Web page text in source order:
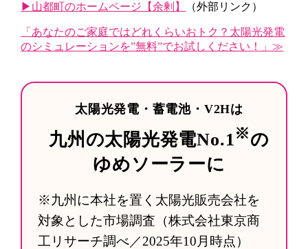
▶山都町のホームページ【余剰】 （外部リンク）
「あなたのご家庭ではどれくらいおトク？太陽光発電
のシミュレーションを”無料”でお試しください！」≫
太陽光発電・蓄電池・V2Hは
九州の太陽光発電No.1 ※の
ゆめソーラーに
※九州に本社を置く太陽光販売会社を
対象とした市場調査（株式会社東京商
工リサーチ調べ／2025年10月時点）